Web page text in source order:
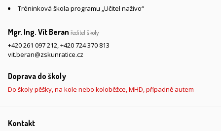
Tréninková škola programu „Učitel naživo“
Mgr. Ing. Vít Beran ředitel školy
+420 261 097 212,+420 724 370 813
vit.beran@zskunratice.cz
Doprava do školy
Do školy pěšky, na kole nebo koloběžce, MHD, případně autem
Kontakt